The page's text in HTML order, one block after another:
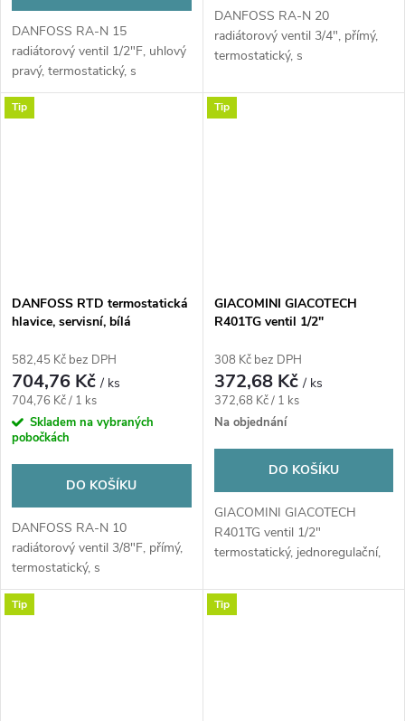
DANFOSS RA-N 15
radiátorový ventil 1/2"F, uhlový
pravý, termostatický, s
přednastavením průtoku
DANFOSS RA-N 20
radiátorový ventil 3/4", přímý,
termostatický, s
Tip
DANFOSS RTD termostatická
hlavice, servisní, bílá
582,45 Kč bez DPH
704,76 Kč/ ks
Měrná
cena:
704,76 Kč / 1 ks
Skladem na vybraných
pobočkách
DO KOŠÍKU
DANFOSS RA-N 10
radiátorový ventil 3/8"F, přímý,
termostatický, s
přednastavením
Tip
GIACOMINI GIACOTECH
R401TG ventil 1/2"
rohový s víčkem, mosaz/chrom
308 Kč bez DPH
372,68 Kč/ ks
Měrná
cena:
372,68 Kč / 1 ks
Na objednání
DO KOŠÍKU
GIACOMINI GIACOTECH
R401TG ventil 1/2"
termostatický, jednoregulační,
Tip Tip